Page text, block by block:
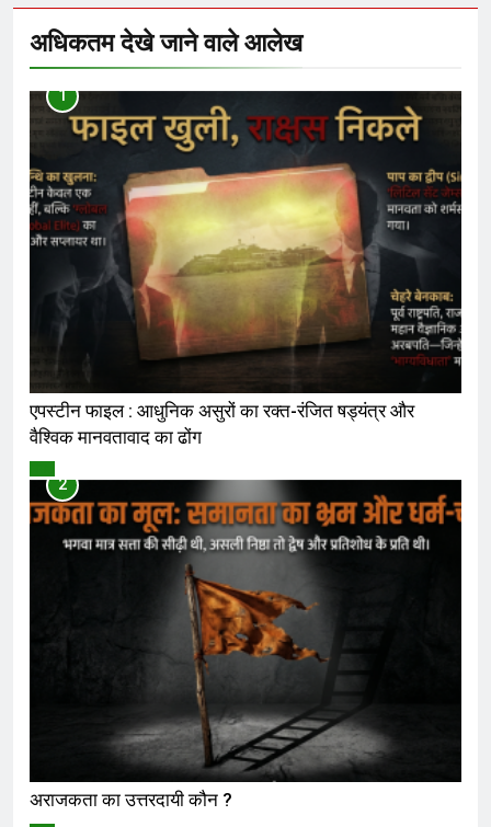
अधिकतम देखे जाने वाले आलेख
1
एपस्टीन फाइल : आधुनिक असुरों का रक्त-रंजित षड्यंत्र और
वैश्विक मानवतावाद का ढोंग
2
अराजकता का उत्तरदायी कौन ?